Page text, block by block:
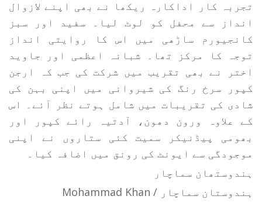
تجربہ کار اداکارہ ریکھا نے بھی اپنے لازوال
انداز سے محفل کو لوٹ لیا۔ سفید اور سبز
کانجیورم ساڑھی میں اس کا روایتی انداز
توجہ کا مرکز تھا۔ شبانہ اعظمی اور جاوید
اختر نے بھی تقریب میں شرکت کی جب کہ ارجن
کپور سرخ رنگ کی شیروانی میں اپنی بہن کی
شادی کی تقریبات میں شامل ہوتے نظر آئے۔ اس
کے علاوہ ورون دھون، آدتیہ رائے کپور اور
بھومی پیڈنیکر سمیت کئی ستاروں نے اپنی
موجودگی سے ایونٹ کی رونق میں اضافہ کیا۔
ہندوستھان سماچار
ہندوستان سماچار / Mohammad Khan